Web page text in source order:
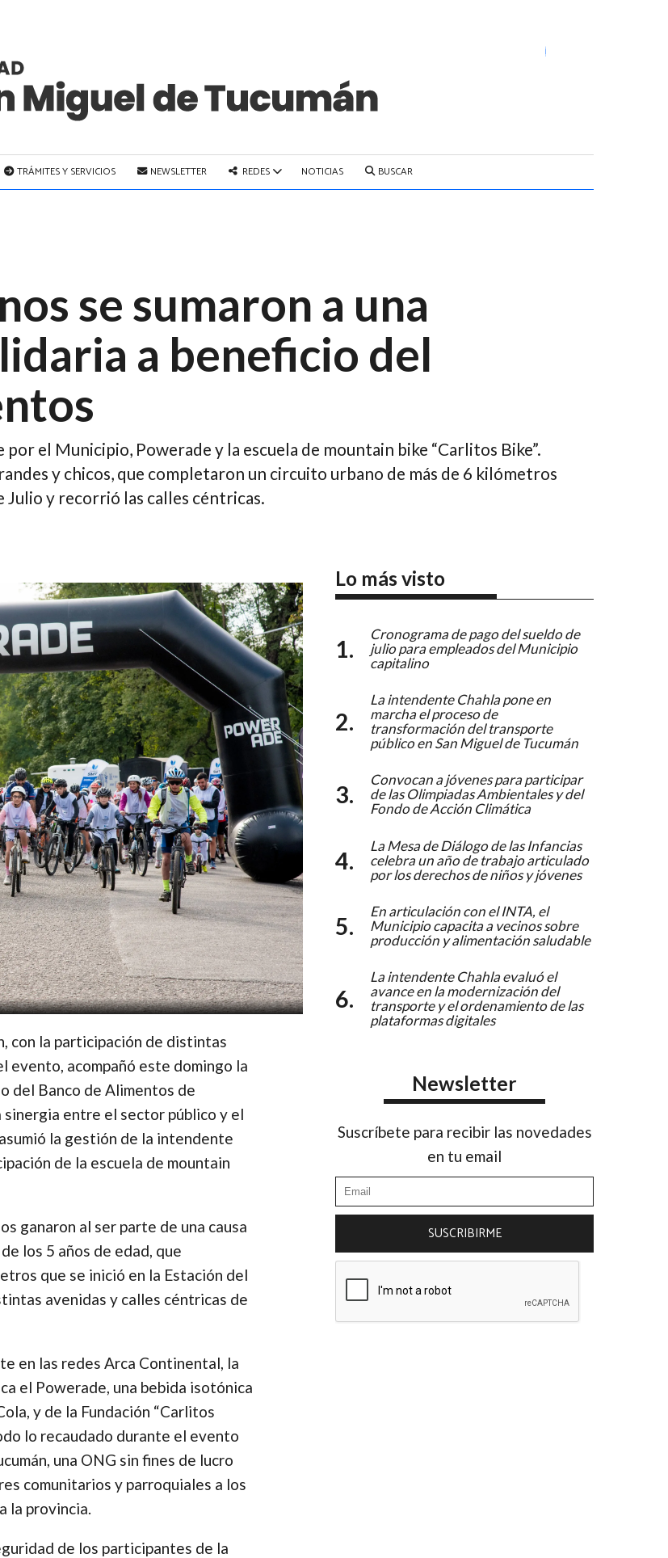
TRÁMITES Y SERVICIOS NEWSLETTER REDES NOTICIAS BUSCAR
se sumaron a una
a beneficio del
el Municipio, Powerade y la escuela de mountain bike “Carlitos Bike”.
y chicos, que completaron un circuito urbano de más de 6 kilómetros
Julio y recorrió las calles céntricas.
con la participación de distintas
evento, acompañó este domingo la
del Banco de Alimentos de
sinergia entre el sector público y el
la gestión de la intendente
de la escuela de mountain
ganaron al ser parte de una causa
los 5 años de edad, que
que se inició en la Estación del
avenidas y calles céntricas de
en las redes Arca Continental, la
el Powerade, una bebida isotónica
y de la Fundación “Carlitos
lo recaudado durante el evento
una ONG sin fines de lucro
comunitarios y parroquiales a los
la provincia.
de los participantes de la
Lo más visto
Cronograma de pago del sueldo de
julio para empleados del Municipio
capitalino
La intendente Chahla pone en
marcha el proceso de
transformación del transporte
público en San Miguel de Tucumán
Convocan a jóvenes para participar
de las Olimpiadas Ambientales y del
Fondo de Acción Climática
La Mesa de Diálogo de las Infancias
celebra un año de trabajo articulado
por los derechos de niños y jóvenes
En articulación con el INTA, el
Municipio capacita a vecinos sobre
producción y alimentación saludable
La intendente Chahla evaluó el
avance en la modernización del
transporte y el ordenamiento de las
plataformas digitales
Newsletter
Suscríbete para recibir las novedades
en tu email
SUSCRIBIRME